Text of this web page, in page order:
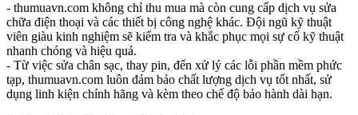
- thumuavn.com không chỉ thu mua mà còn cung cấp dịch vụ sửa
chữa điện thoại và các thiết bị công nghệ khác. Đội ngũ kỹ thuật
viên giàu kinh nghiệm sẽ kiểm tra và khắc phục mọi sự cố kỹ thuật
nhanh chóng và hiệu quả.
- Từ việc sửa chân sạc, thay pin, đến xử lý các lỗi phần mềm phức
tạp, thumuavn.com luôn đảm bảo chất lượng dịch vụ tốt nhất, sử
dụng linh kiện chính hãng và kèm theo chế độ bảo hành dài hạn.